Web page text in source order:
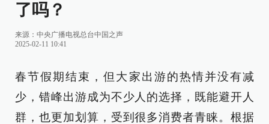
了吗？
来源： 中央广播电视总台中国之声
2025-02-11 10:41
春节假期结束，但大家出游的热情并没有减
少，错峰出游成为不少人的选择，既能避开人
群，也更加划算，受到很多消费者青睐。根据